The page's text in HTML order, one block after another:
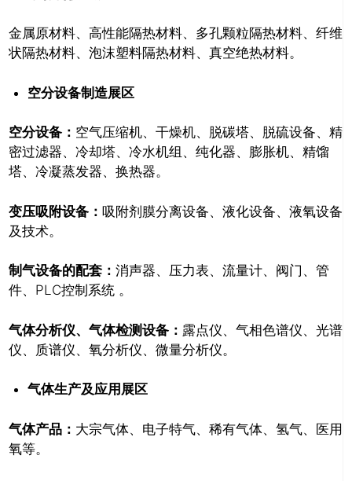
金属原材料、高性能隔热材料、多孔颗粒隔热材料、纤维
状隔热材料、泡沫塑料隔热材料、真空绝热材料。
空分设备制造展区
空分设备： 空气压缩机、干燥机、脱碳塔、脱硫设备、精
密过滤器、冷却塔、冷水机组、纯化器、膨胀机、精馏
塔、冷凝蒸发器、换热器。
变压吸附设备： 吸附剂膜分离设备、液化设备、液氧设备
及技术。
制气设备的配套： 消声器、压力表、流量计、阀门、管
件、PLC控制系统 。
气体分析仪、气体检测设备： 露点仪、气相色谱仪、光谱
仪、质谱仪、氧分析仪、微量分析仪。
气体生产及应用展区
气体产品： 大宗气体、电子特气、稀有气体、氢气、医用
氧等。